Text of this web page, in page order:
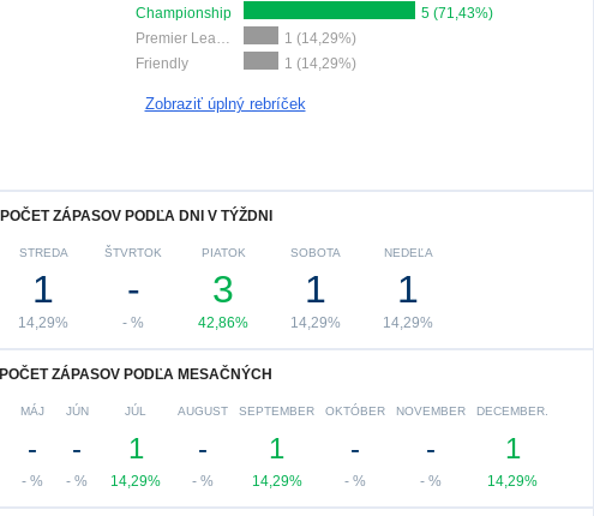
Championship
5 (71,43%)
Premier League Cup
1 (14,29%)
Friendly
1 (14,29%)
Zobraziť úplný rebríček
POČET ZÁPASOV PODĽA DNI V TÝŽDNI
STREDA
1
14,29%
ŠTVRTOK
-
- %
PIATOK
3
42,86%
SOBOTA
1
14,29%
NEDEĽA
1
14,29%
POČET ZÁPASOV PODĽA MESAČNÝCH
MÁJ
-
- %
JÚN
-
- %
JÚL
1
14,29%
AUGUST
-
- %
SEPTEMBER
1
14,29%
OKTÓBER
-
- %
NOVEMBER
-
- %
DECEMBER.
1
14,29%